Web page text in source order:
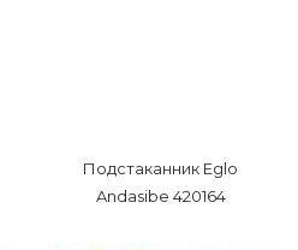
Подстаканник Eglo
Andasibe 420164